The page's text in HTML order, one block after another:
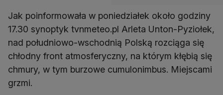
Jak poinformowała w poniedziałek około godziny
17.30 synoptyk tvnmeteo.pl Arleta Unton-Pyziołek,
nad południowo-wschodnią Polską rozciąga się
chłodny front atmosferyczny, na którym kłębią się
chmury, w tym burzowe cumulonimbus. Miejscami
grzmi.